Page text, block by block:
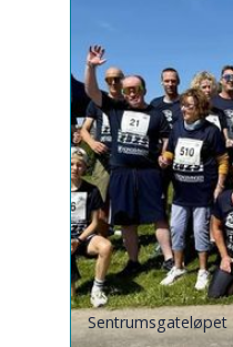
Sentrumsgateløpet